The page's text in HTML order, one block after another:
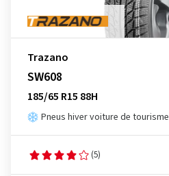
Trazano
SW608
185/65 R15 88H
Pneus hiver voiture de tourisme
(5)